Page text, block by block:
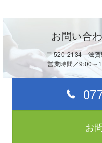
お問い合
〒520-2134 滋賀
営業時間／9:00
お